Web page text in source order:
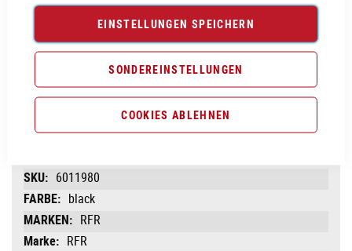
EINSTELLUNGEN SPEICHERN
SONDEREINSTELLUNGEN
COOKIES ABLEHNEN
Produktanfrage stellen
Produktinformationen
6011980
black
RFR
RFR